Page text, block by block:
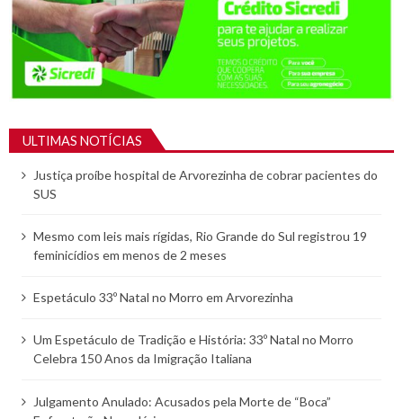
ULTIMAS NOTÍCIAS
Justiça proíbe hospital de Arvorezinha de cobrar pacientes do
SUS
Mesmo com leis mais rígidas, Rio Grande do Sul registrou 19
feminicídios em menos de 2 meses
Espetáculo 33º Natal no Morro em Arvorezinha
Um Espetáculo de Tradição e História: 33º Natal no Morro
Celebra 150 Anos da Imigração Italiana
Julgamento Anulado: Acusados pela Morte de “Boca”